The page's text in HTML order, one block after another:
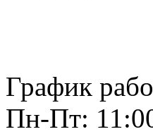
+7
График
Пн-Пт: